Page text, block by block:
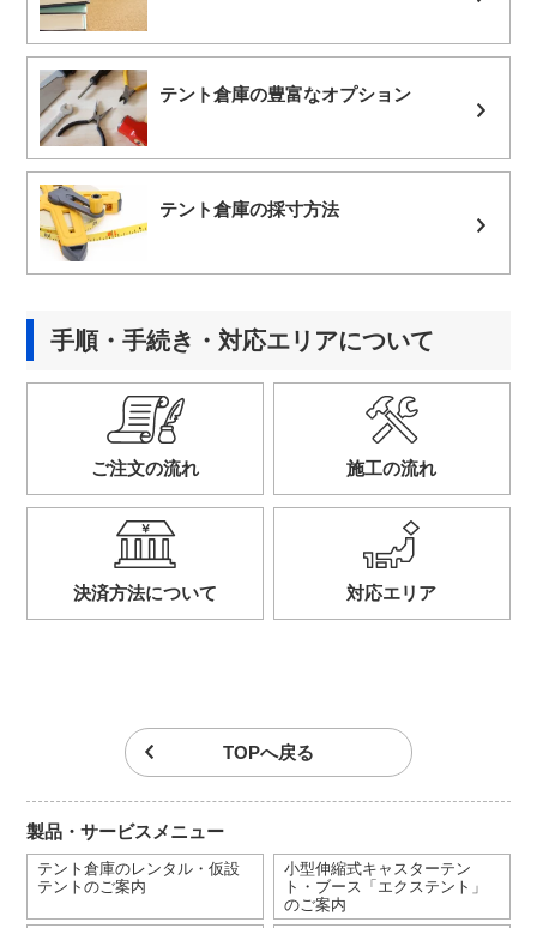
テント倉庫の豊富なオプション
テント倉庫の採寸方法
手順・手続き・対応エリアについて
ご注文の流れ 施工の流れ
決済方法について 対応エリア
TOPへ戻る
製品・サービスメニュー
テント倉庫のレンタル・仮設
テントのご案内
小型伸縮式キャスターテン
ト・ブース「エクステント」
のご案内